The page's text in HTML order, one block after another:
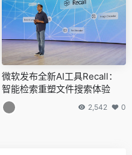
微软发布全新AI工具Recall：
智能检索重塑文件搜索体验
2,542 0